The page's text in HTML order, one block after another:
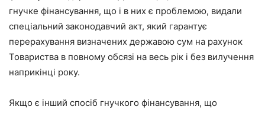
гнучке фінансування, що і в них є проблемою, видали
спеціальний законодавчий акт, який гарантує
перерахування визначених державою сум на рахунок
Товариства в повному обсязі на весь рік і без вилучення
наприкінці року.
Якщо є інший спосіб гнучкого фінансування, що